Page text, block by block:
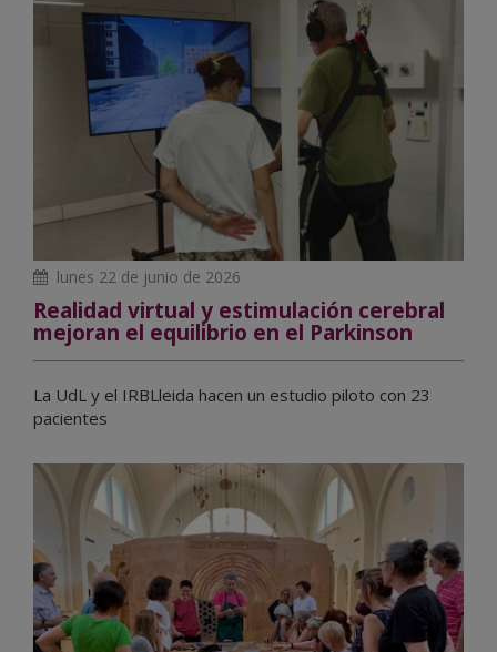
lunes 22 de junio de 2026
Realidad virtual y estimulación cerebral
mejoran el equilibrio en el Parkinson
La UdL y el IRBLleida hacen un estudio piloto con 23
pacientes